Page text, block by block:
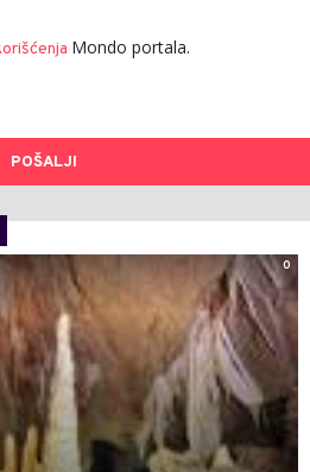
Mondo portala.
POŠALJI
0